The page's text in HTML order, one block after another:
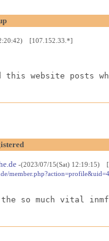
[107.152.33.*]
this website posts
-(2023/07/15(Sat) 12:19:15)
so much vital